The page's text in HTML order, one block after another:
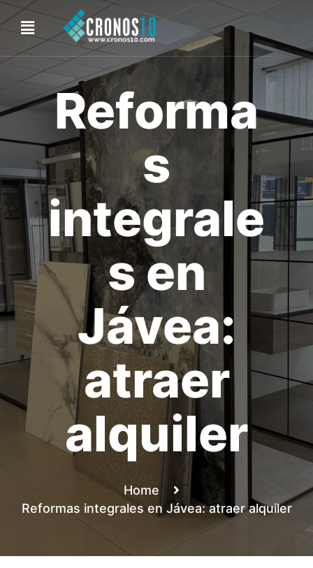
Reforma
s
integrale
s en
Jávea:
atraer
alquiler
Home
Reformas integrales en Jávea: atraer alquiler